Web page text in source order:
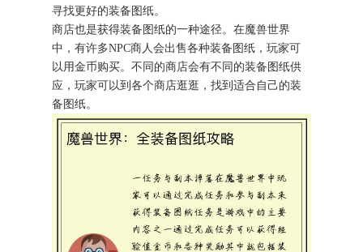
寻找更好的装备图纸。
商店也是获得装备图纸的一种途径。在魔兽世界
中，有许多NPC商人会出售各种装备图纸，玩家可
以用金币购买。不同的商店会有不同的装备图纸供
应，玩家可以到各个商店逛逛，找到适合自己的装
备图纸。